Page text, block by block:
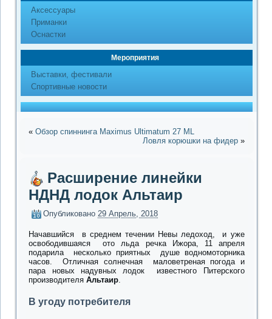
Аксессуары
Приманки
Оснастки
Мероприятия
Выставки, фестивали
Спортивные новости
«Обзор спиннинга Maximus Ultimatum 27 ML
Ловля корюшки на фидер»
Расширение линейки
НДНД лодок Альтаир
Опубликовано 29 Апрель, 2018
Начавшийся в среднем течении Невы ледоход, и уже
освободившаяся ото льда речка Ижора, 11 апреля
подарила несколько приятных душе водномоторника
часов. Отличная солнечная маловетреная погода и
пара новых надувных лодок известного Питерского
производителяАльтаир.
В угоду потребителя